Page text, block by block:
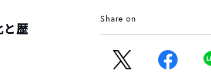
と歴
Share on